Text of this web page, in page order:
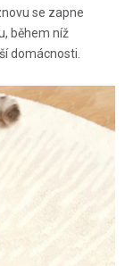
se zapne
během níž
domácnosti.